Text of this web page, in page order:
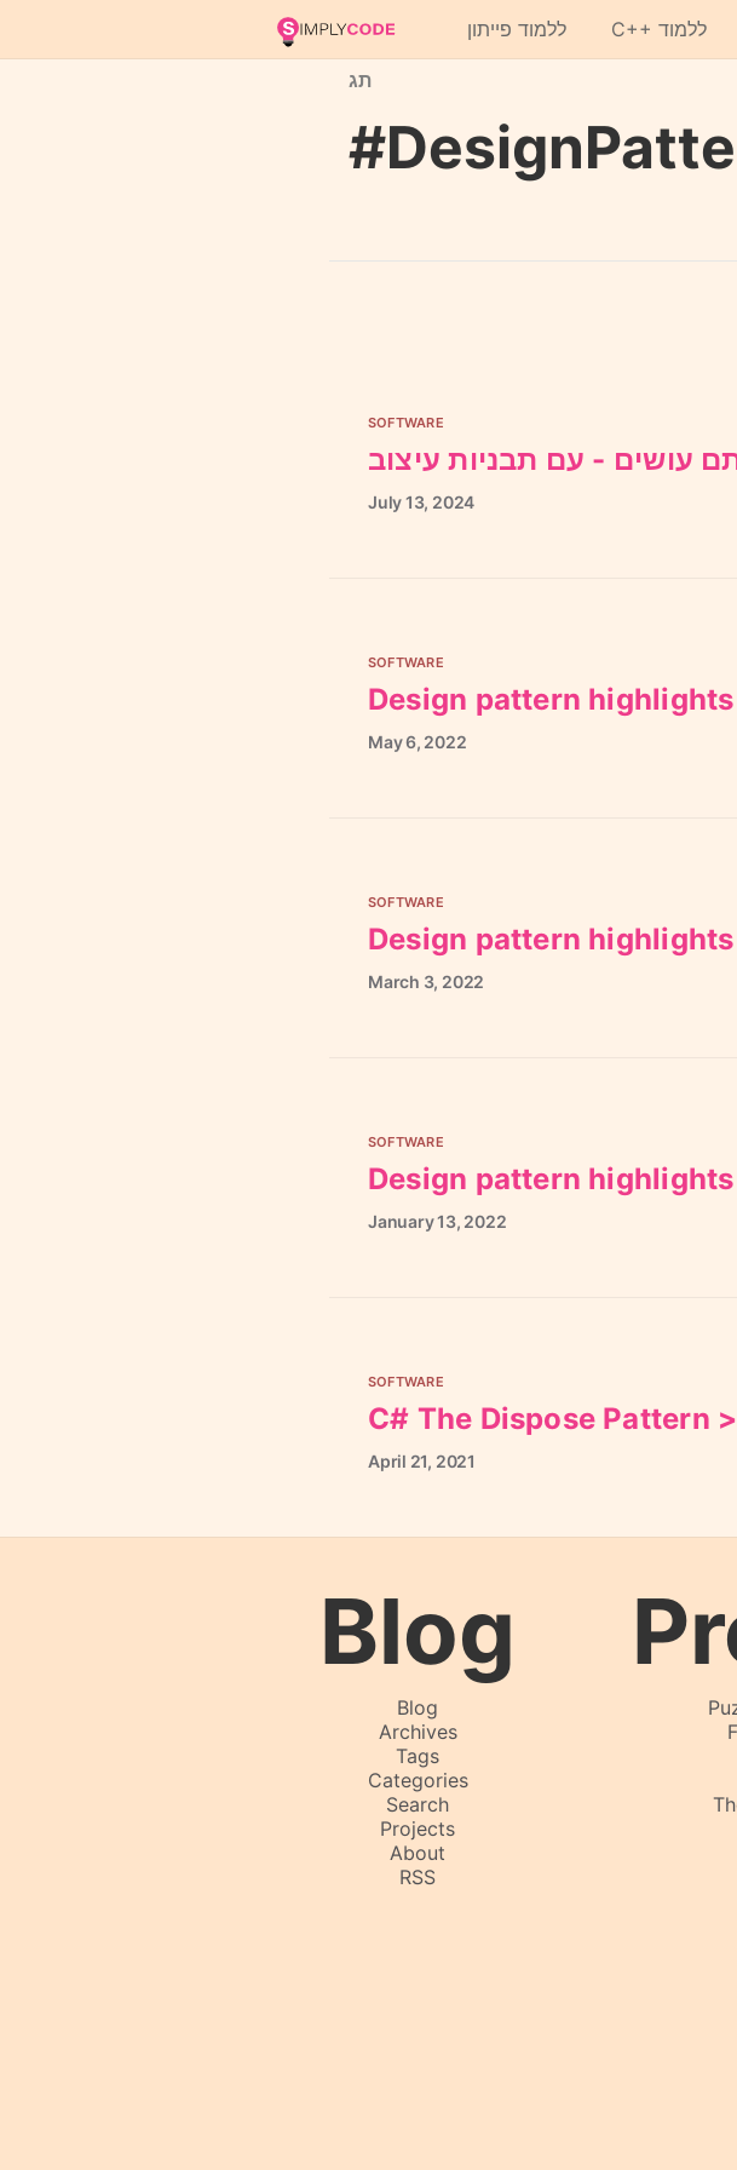
ללמוד פייתון C++ ללמוד
תג
SOFTWARE
עושים - עם תבניות עיצוב
July13, 2024
SOFTWARE
Design pattern
May6, 2022
SOFTWARE
Design pattern
March 3, 2022
SOFTWARE
Design pattern
January13, 2022
SOFTWARE
C# The Dispose Pattern
April 21, 2021
Blog
Blog
Archives
Tags
Categories
Search
Projects
About
RSS